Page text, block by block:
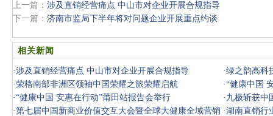
上一篇： 涉及直销经营痛点 中山市对企业开展合规指导
下一篇： 济南市监局下半年将对问题企业开展重点约谈
相关新闻
·涉及直销经营痛点 中山市对企业开展合规指导 ·绿之韵高科
业盛会
·荣格南部非洲区领袖中国荣耀之旅荣耀启航 ·“健康中国
·“健康中国 安惠在行动”莆田站报告会举行 · 九极斩获中
·第七届中国新商业价值交互大会暨全球大健康全域营销 ·湖南直销行